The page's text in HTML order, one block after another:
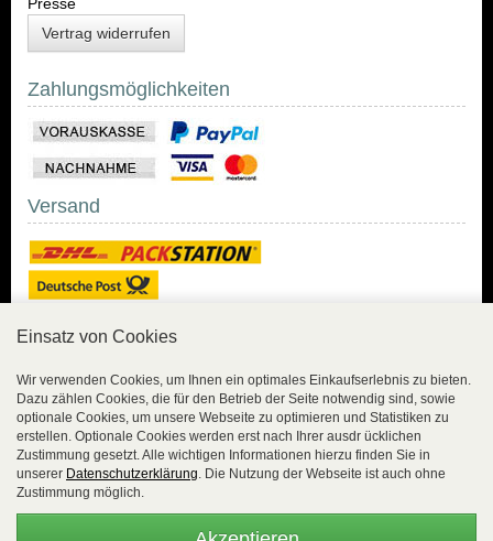
Vertrag widerrufen
Zahlungsmöglichkeiten
Versand
Sicher Einkaufen mit
Trusted Shops und
Geld-zurück-Garantie.
übertragen.
Einsatz von Cookies
Wir verwenden Cookies, um Ihnen ein optimales Einkaufserlebnis zu bieten.
Dazu zählen Cookies, die für den Betrieb der Seite notwendig sind, sowie
optionale Cookies, um unsere Webseite zu optimieren und Statistiken zu
erstellen. Optionale Cookies werden erst nach Ihrer ausdr ücklichen
Zustimmung gesetzt. Alle wichtigen Informationen hierzu finden Sie in
unserer Datenschutzerklärung. Die Nutzung der Webseite ist auch ohne
Zustimmung möglich.